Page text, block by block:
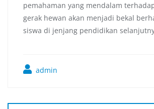
pemahaman yang mendalam
gerak hewan akan menjadi bekal
siswa di jenjang pendidikan
admin